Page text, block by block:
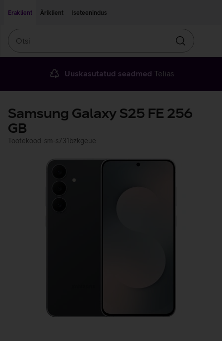
Eraklient
Äriklient Iseteenindus
Otsin
Uuskasutatud seadmed Telias
Samsung Galaxy S25 FE 256
GB
Tootekood: sm-s731bzkgeue